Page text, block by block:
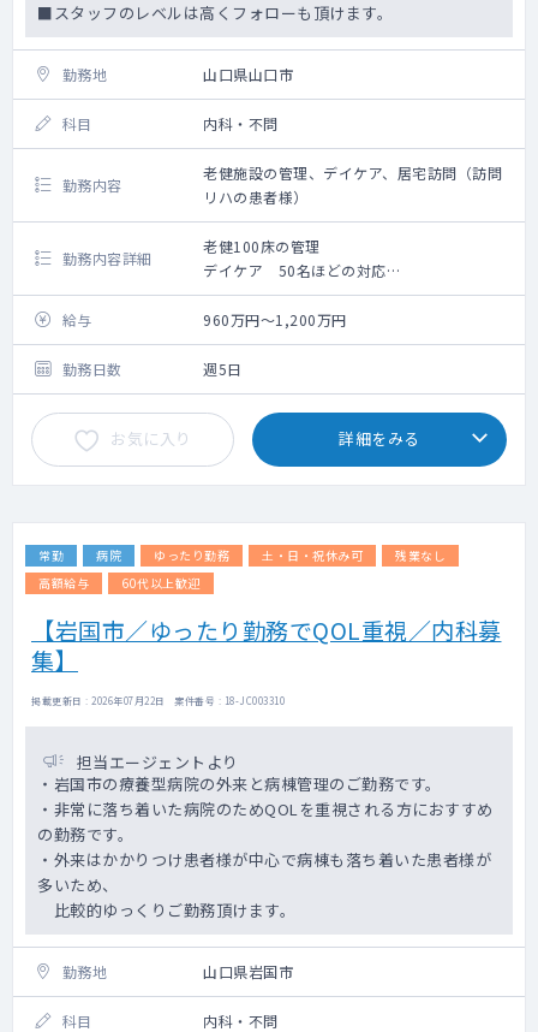
■スタッフのレベルは高くフォローも頂けます。
勤務地 山口県山口市
科目 内科・不問
勤務内容
老健施設の管理、デイケア、居宅訪問（訪問
リハの患者様）
勤務内容詳細
老健100床の管理
デイケア 50名ほどの対応
デイケアの患者様の居宅訪問をお一人につき
月1回程度おこなっておりますが
この業務については絶対ではございませんの
でご相談ください。
給与 960万円～1,200万円
勤務日数 週5日
お気に入り 詳細をみる
常勤 病院 ゆったり勤務 土・日・祝休み可
残業なし
高額給与
60代以上歓迎
【岩国市／ゆったり勤務でQOL重視／内科募
集】
掲載更新日 : 2026年07月22日 案件番号 : 18-JC003310
担当エージェントより
・岩国市の療養型病院の外来と病棟管理のご勤務です。
・非常に落ち着いた病院のためQOLを重視される方におすすめ
の勤務です。
・外来はかかりつけ患者様が中心で病棟も落ち着いた患者様が
多いため、
比較的ゆっくりご勤務頂けます。
勤務地 山口県岩国市
科目 内科・不問